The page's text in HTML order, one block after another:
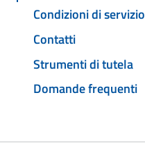
Condizioni di servizio
Contatti
Strumenti di tutela
Domande frequenti